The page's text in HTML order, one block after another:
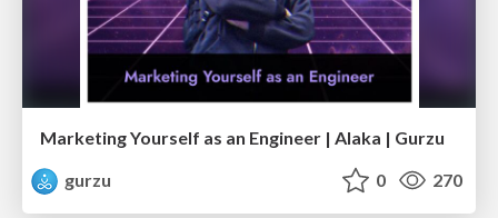
Marketing Yourself as an Engineer | Alaka | Gurzu
gurzu
0 270